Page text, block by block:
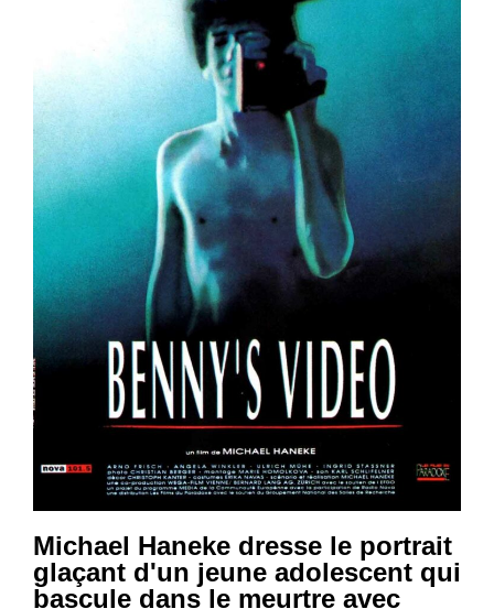
Michael Haneke dresse le portrait
glaçant d'un jeune adolescent qui
bascule dans le meurtre avec